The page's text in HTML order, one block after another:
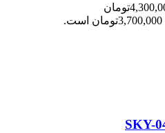
قیمت اصلی 4,300,000تومان